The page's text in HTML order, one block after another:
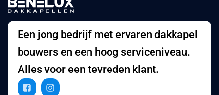
Een jong bedrijf met ervaren dakkapel
bouwers en een hoog serviceniveau.
Alles voor een tevreden klant.